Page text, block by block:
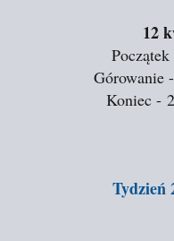
12
Górowanie
Koniec -
Tydzień